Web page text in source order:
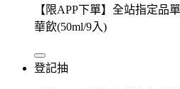
【限APP下單】全站指定品
華飲(50ml/9入)
登記抽